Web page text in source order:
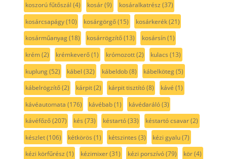
koszorú fűtőszál (4) kosár(9) kosáralkatrész (37)
kosárcsapágy(10) kosárgörgő(15) kosárkerék(21)
kosárműanyag(18) kosárrögzítő(13) kosársín(1)
krém(2) krémkeverő(1) krómozott(2) kulacs (13)
kuplung(52) kábel (32) kábeldob(8) kábelköteg(5)
kábelrögzítő(2) kárpit(2) kárpit tisztító(8) kávé (1)
kávéautomata (176) kávébab(1) kávédaráló(3)
kávéfőző(207) kés (73) késtartó(33) késtartó csavar(2)
készlet(106) kétkörös (1) kétszintes (3) kézi gyalu(7)
kézi körfűrész (1) kézimixer(31) kézi porszívó(79) kör(4)